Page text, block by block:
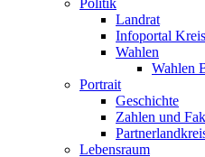
Politik
Landrat
Infoportal
Wahlen
Wahlen
Portrait
Geschichte
Zahlen und
Lebensraum